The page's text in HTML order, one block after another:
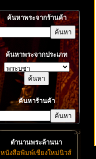
ค้นหาพระจากร้านค้า
ค้นหาพระจากประเภท
ค้นหาร้านค้า
ตำนานพระล้านนา
หนังสือพิมพ์เชียงใหม่นิวส์